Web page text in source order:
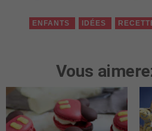
ENFANTS IDÉES
Vous